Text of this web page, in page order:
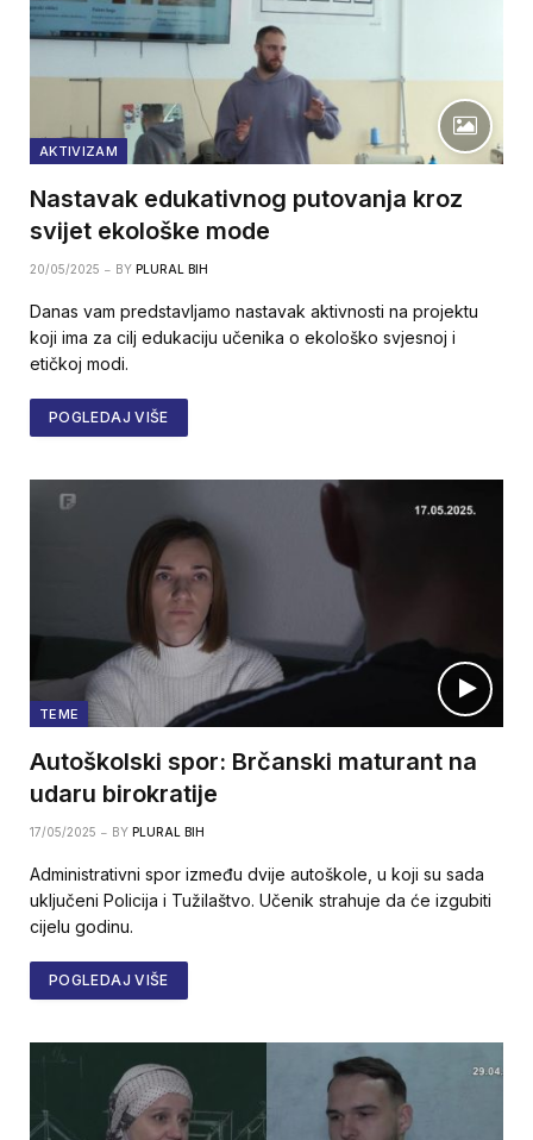
AKTIVIZAM
Nastavak edukativnog putovanja kroz
svijet ekološke mode
20/05/2025 BY PLURAL BIH
Danas vam predstavljamo nastavak aktivnosti na projektu
koji ima za cilj edukaciju učenika o ekološko svjesnoj i
etičkoj modi.
POGLEDAJ VIŠE
TEME
Autoškolski spor: Brčanski maturant na
udaru birokratije
17/05/2025 BY PLURAL BIH
Administrativni spor između dvije autoškole, u koji su sada
uključeni Policija i Tužilaštvo. Učenik strahuje da će izgubiti
cijelu godinu.
POGLEDAJ VIŠE